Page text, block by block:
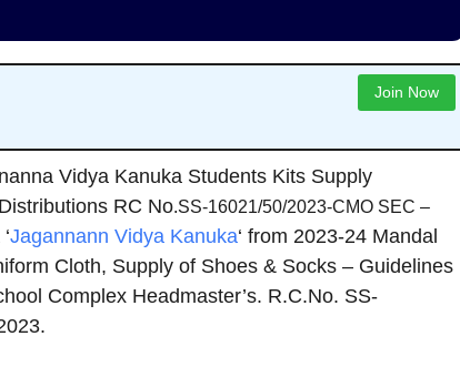
Join Now
Vidya Kanuka Students Kits Supply
RC No.SS-16021/50/2023-CMO SEC –
Jagannann Vidya Kanuka‘ from 2023-24 Mandal
Cloth, Supply of Shoes & Socks – Guidelines
Complex Headmaster’s. R.C.No. SS-